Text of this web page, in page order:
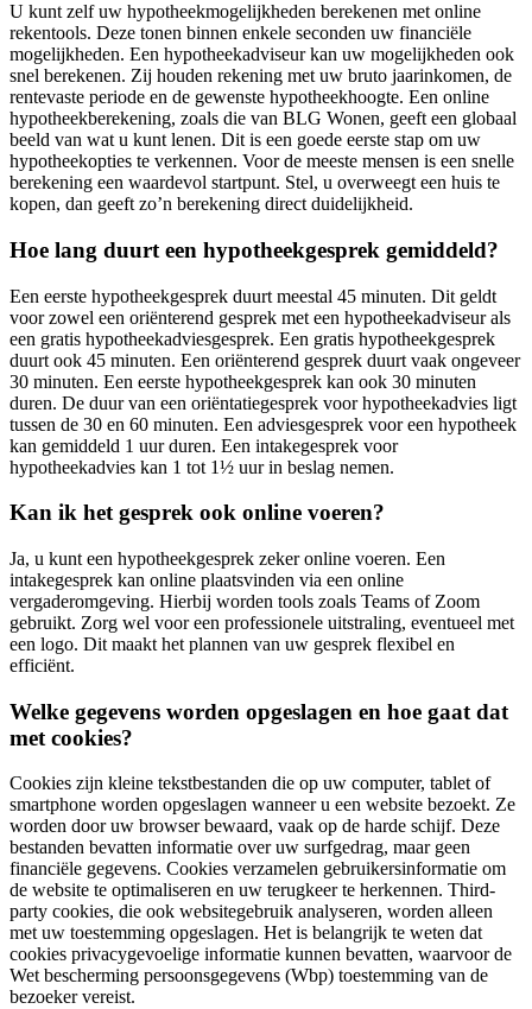
U kunt zelf uw hypotheekmogelijkheden berekenen met online
rekentools. Deze tonen binnen enkele seconden uw financiële
mogelijkheden. Een hypotheekadviseur kan uw mogelijkheden ook
snel berekenen. Zij houden rekening met uw bruto jaarinkomen, de
rentevaste periode en de gewenste hypotheekhoogte. Een online
hypotheekberekening, zoals die van BLG Wonen, geeft een globaal
beeld van wat u kunt lenen. Dit is een goede eerste stap om uw
hypotheekopties te verkennen. Voor de meeste mensen is een snelle
berekening een waardevol startpunt. Stel, u overweegt een huis te
kopen, dan geeft zo’n berekening direct duidelijkheid.
Hoe lang duurt een hypotheekgesprek gemiddeld?
Een eerste hypotheekgesprek duurt meestal 45 minuten. Dit geldt
voor zowel een oriënterend gesprek met een hypotheekadviseur als
een gratis hypotheekadviesgesprek. Een gratis hypotheekgesprek
duurt ook 45 minuten. Een oriënterend gesprek duurt vaak ongeveer
30 minuten. Een eerste hypotheekgesprek kan ook 30 minuten
duren. De duur van een oriëntatiegesprek voor hypotheekadvies ligt
tussen de 30 en 60 minuten. Een adviesgesprek voor een hypotheek
kan gemiddeld 1 uur duren. Een intakegesprek voor
hypotheekadvies kan 1 tot 1½ uur in beslag nemen.
Kan ik het gesprek ook online voeren?
Ja, u kunt een hypotheekgesprek zeker online voeren. Een
intakegesprek kan online plaatsvinden via een online
vergaderomgeving. Hierbij worden tools zoals Teams of Zoom
gebruikt. Zorg wel voor een professionele uitstraling, eventueel met
een logo. Dit maakt het plannen van uw gesprek flexibel en
efficiënt.
Welke gegevens worden opgeslagen en hoe gaat dat
met cookies?
Cookies zijn kleine tekstbestanden die op uw computer, tablet of
smartphone worden opgeslagen wanneer u een website bezoekt. Ze
worden door uw browser bewaard, vaak op de harde schijf. Deze
bestanden bevatten informatie over uw surfgedrag, maar geen
financiële gegevens. Cookies verzamelen gebruikersinformatie om
de website te optimaliseren en uw terugkeer te herkennen. Third-
party cookies, die ook websitegebruik analyseren, worden alleen
met uw toestemming opgeslagen. Het is belangrijk te weten dat
cookies privacygevoelige informatie kunnen bevatten, waarvoor de
Wet bescherming persoonsgegevens (Wbp) toestemming van de
bezoeker vereist.